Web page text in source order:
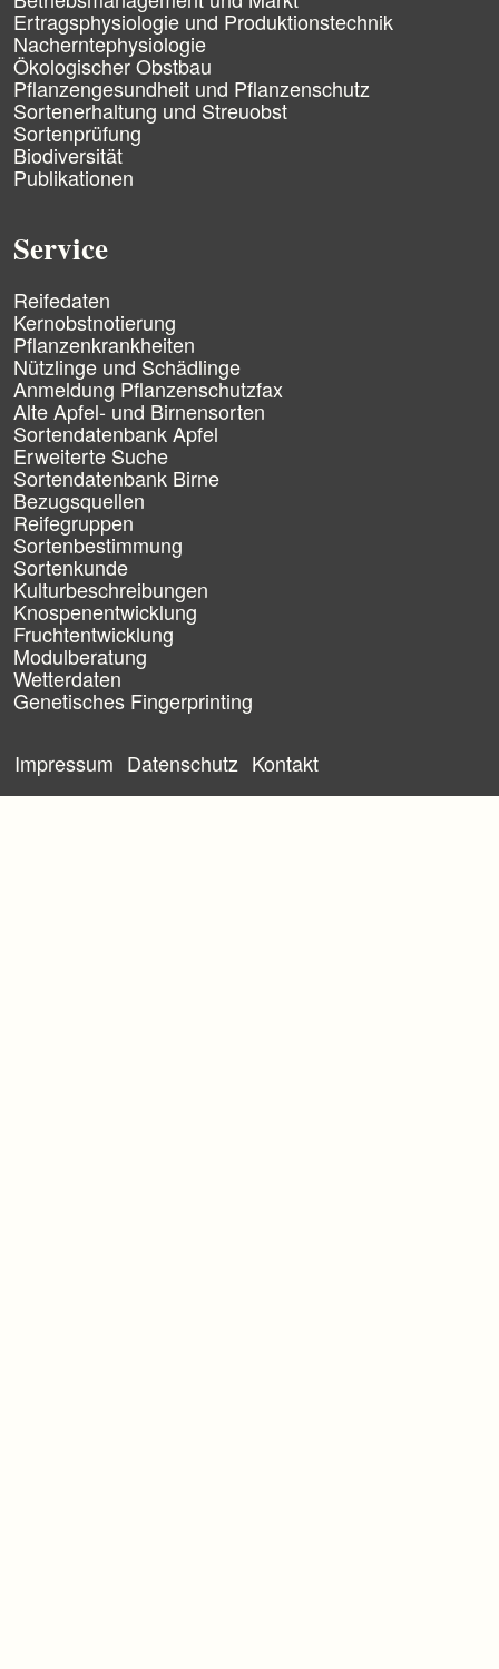
g
e
n
a
v
i
g
a
t
i
o
n
e
r
p
r
i
n
g
e
n
Ertragsphysiologie und Produktionstechnik
Nacherntephysiologie
Ökologischer Obstbau
Pflanzengesundheit und Pflanzenschutz
Sortenerhaltung und Streuobst
Sortenprüfung
Biodiversität
Publikationen
Service
N
a
v
i
g
a
t
i
o
n
ü
b
e
r
s
p
r
i
n
g
e
n
Reifedaten
Kernobstnotierung
Pflanzenkrankheiten
Nützlinge und Schädlinge
Anmeldung Pflanzenschutzfax
Alte Apfel- und Birnensorten
Sortendatenbank Apfel
Erweiterte Suche
Sortendatenbank Birne
Bezugsquellen
Reifegruppen
Sortenbestimmung
Sortenkunde
Kulturbeschreibungen
Knospenentwicklung
Fruchtentwicklung
Modulberatung
Wetterdaten
Genetisches Fingerprinting
a
v
i
Impressum Datenschutz Kontakt